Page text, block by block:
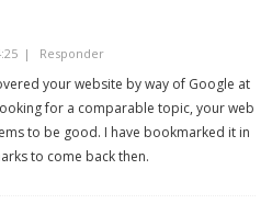
Responder
your website by way of Google at
for a comparable topic, your web
to be good. I have bookmarked it in
to come back then.